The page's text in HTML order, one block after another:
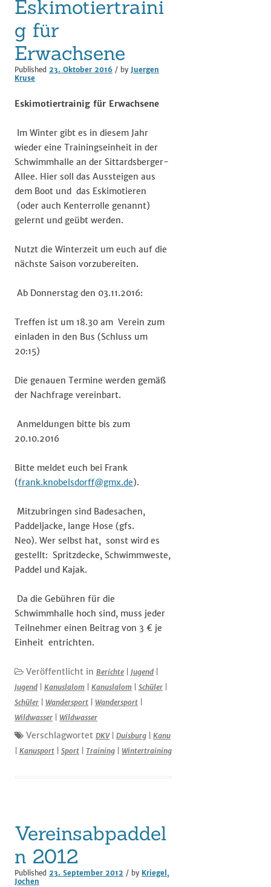
Eskimotiertraini
g für
Erwachsene
Published 23. Oktober 2016 / by Juergen
Kruse
Eskimotiertrainig für Erwachsene
Im Winter gibt es in diesem Jahr
wieder eine Trainingseinheit in der
Schwimmhalle an der Sittardsberger-
Allee. Hier soll das Aussteigen aus
dem Boot und das Eskimotieren
(oder auch Kenterrolle genannt)
gelernt und geübt werden.
Nutzt die Winterzeit um euch auf die
nächste Saison vorzubereiten.
Ab Donnerstag den 03.11.2016:
Treffen ist um 18.30 am Verein zum
einladen in den Bus (Schluss um
20:15)
Die genauen Termine werden gemäß
der Nachfrage vereinbart.
Anmeldungen bitte bis zum
20.10.2016
Bitte meldet euch bei Frank
(frank.knobelsdorff@gmx.de).
Mitzubringen sind Badesachen,
Paddeljacke, lange Hose (gfs.
Neo). Wer selbst hat, sonst wird es
gestellt: Spritzdecke, Schwimmweste,
Paddel und Kajak.
Da die Gebühren für die
Schwimmhalle hoch sind, muss jeder
Teilnehmer einen Beitrag von 3 € je
Einheit entrichten.
Veröffentlicht in Berichte Jugend
Jugend
Kanuslalom Kanuslalom Schüler
Schüler
Wandersport Wandersport
Wildwasser
Wildwasser
Verschlagwortet DKV| Duisburg
Kanu
Kanusport Sport Training Wintertraining
Vereinsabpaddel
n 2012
Published 23. September 2012 / by Kriegel,
Jochen